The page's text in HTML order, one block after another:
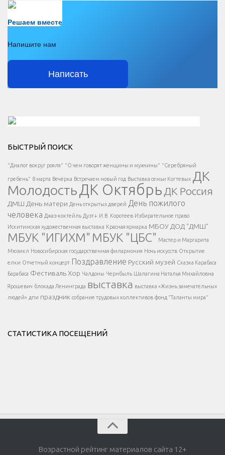
Решаем вместе
Напишите нам
Написать
Есть вопрос?
Напишите нам
</span >
Написать
</button >
</div >
</div > </div >
БЫСТРЫЙ ПОИСК
"Диалог вокруг рояля" "О чем говорят женщины и мужчины" "Серебряный
гребень" 8 марта Вечёрка Встречаем новый год Выставка семьи Когтевых ДК
МолодостьДК Октябрь ДК Россия
ДМШ День матери День открытых дверей День пожилого
человека Джаз-коктейль Дуэт+ И.В. Коротеев Избирательное право
Искитимская художественная выставка Красная ярмарка МБОУ ДОД "ДМШ"
МБУК "ИГИХМ" МБУК "ЦБС" Мастер и Маргарита
Мюзикл Новосибирская государственная филармония Ночь искусств Открытие
елки Отчетный концерт Поздравление Русский музей Сказка Карабаса
Барабаса Фестиваль Хор Чалдоны Чернбыль Шалагина Наталья Михайловна
Ярошевич блокада Ленинграда выставка выставка «Жизнь замечательных
людей» дпи праздник собрание трудовых коллективов фонд "Таланты мира"
СТАТИСТИКА ПОСЕЩЕНИЙ
Возрастной рейтинг материалов сайта 12+